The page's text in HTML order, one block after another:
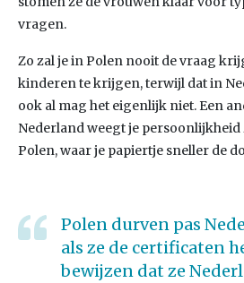
vragen.
Zo zal je in Polen nooit de vraag
kinderen te krijgen, terwijl dat in
ook al mag het eigenlijk niet. Een
Nederland weegt je
Polen, waar je papiertje sneller de
Polen durven pas
als ze de certificaten
bewijzen dat ze